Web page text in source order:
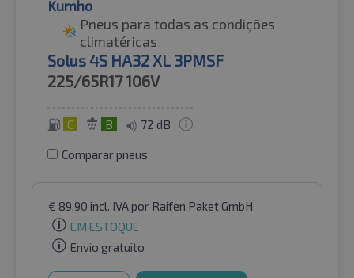
Kumho
Pneus para todas as condições
climatéricas
Solus 4S HA32 XL 3PMSF
225/65R17106V
C B 72 dB
Comparar pneus
€ 89.90 incl. IVApor Raifen Paket GmbH
EM ESTOQUE
Envio gratuito